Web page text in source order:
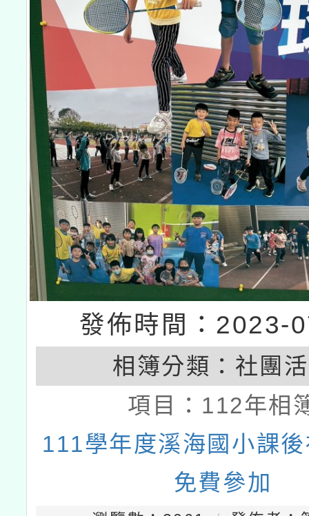
發佈時間：2023-
相簿分類： 社團
項目： 112年相
111學年度溪海國小課
免費參加